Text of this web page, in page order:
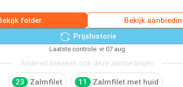
folder
Bekijk
Prijshistorie
Laatste controle: vr 07 aug
Anderen bekeken ook deze aanbiedingen
23 Zalmfilet 11 Zalmfilet met huid